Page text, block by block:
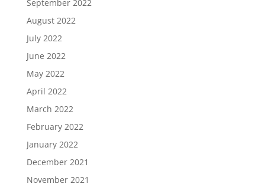
September 2022
August 2022
July 2022
June 2022
May 2022
April 2022
March 2022
February 2022
January 2022
December 2021
November 2021